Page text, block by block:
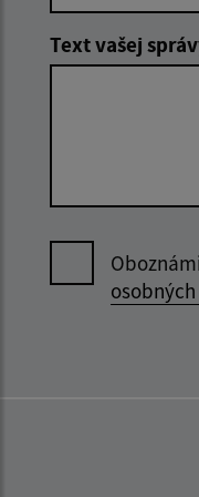
Text vašej